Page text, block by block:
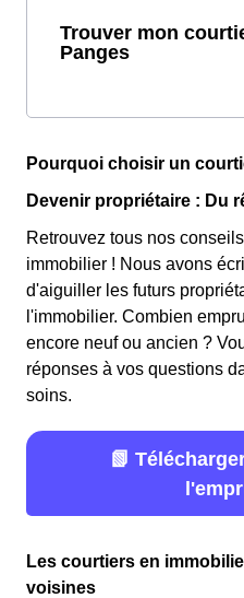
Trouver mon
Panges
Pourquoi choisir un
Devenir propriétaire : Du
Retrouvez tous nos
immobilier ! Nous avons
d'aiguiller les futurs
l'immobilier. Combien
encore neuf ou ancien ?
réponses à vos questions
soins.
📗
Les courtiers en
voisines